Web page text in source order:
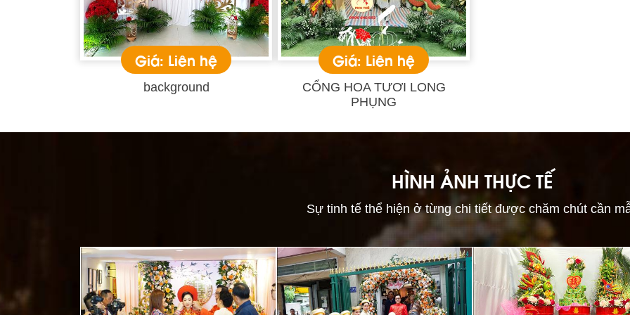
Giá: Liên hệ
background
Giá: Liên hệ
CỔNG HOA TƯƠI LONG
PHỤNG
HÌNH ẢNH THỰC TẾ
Sự tinh tế thể hiện ở từng chi tiết được chăm chút cần